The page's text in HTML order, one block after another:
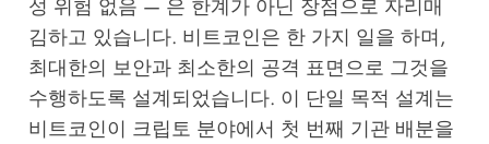
성 위험 없음 — 은 한계가 아닌 장점으로 자리매
김하고 있습니다. 비트코인은 한 가지 일을 하며,
최대한의 보안과 최소한의 공격 표면으로 그것을
수행하도록 설계되었습니다. 이 단일 목적 설계는
비트코인이 크립토 분야에서 첫 번째 기관 배분을